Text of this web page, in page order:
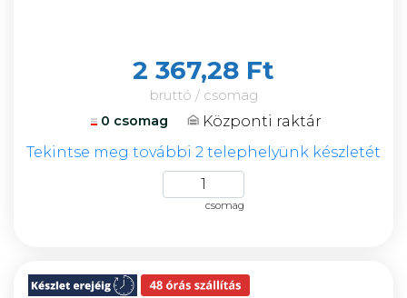
2 367,28 Ft
bruttó / csomag
0 csomag
Központi raktár
Tekintse meg további 2 telephelyünk készletét
csomag